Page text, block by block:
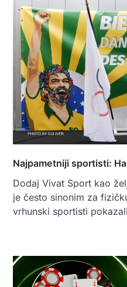
Najpametniji sportisti:
Dodaj Vivat Sport kao
je često sinonim za
vrhunski sportisti